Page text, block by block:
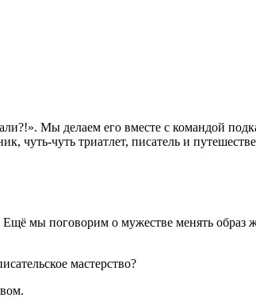
Мы делаем его вместе с командой
чуть-чуть триатлет, писатель и
мы поговорим о мужестве менять образ
мастерство?